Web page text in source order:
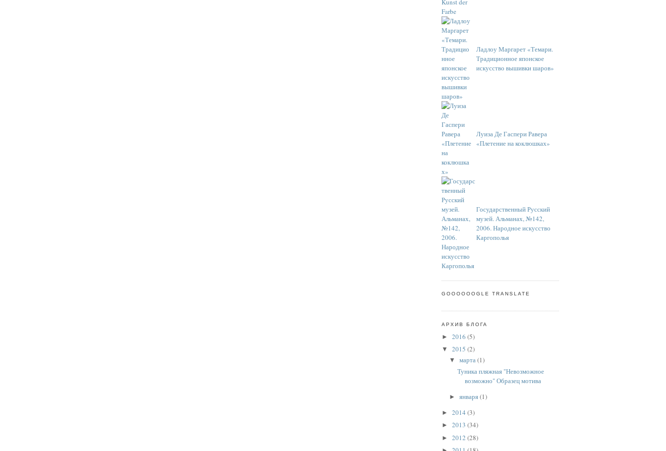
Ладлоу Маргарет «Темари.
Традиционное японское
искусство вышивки шаров»
Луиза Де Гаспери Равера
«Плетение на коклюшках»
Государственный Русский
музей. Альманах, №142,
2006. Народное искусство
Каргополья
GOOOOOOGLE TRANSLATE
АРХИВ БЛОГА
► 2016 (5)
▼ 2015 (2)
▼марта(1)
Туника пляжная "Невозможное
возможно" Образец мотива
►января(1)
► 2014 (3)
► 2013 (34)
► 2012 (28)